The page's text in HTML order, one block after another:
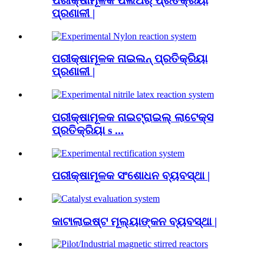
ପ୍ରଣାଳୀ |
ପରୀକ୍ଷାମୂଳକ ନାଇଲନ୍ ପ୍ରତିକ୍ରିୟା
ପ୍ରଣାଳୀ |
ପରୀକ୍ଷାମୂଳକ ନାଇଟ୍ରାଇଲ୍ ଲାଟେକ୍ସ
ପ୍ରତିକ୍ରିୟା s ...
ପରୀକ୍ଷାମୂଳକ ସଂଶୋଧନ ବ୍ୟବସ୍ଥା |
କାଟାଲାଇଷ୍ଟ ମୂଲ୍ୟାଙ୍କନ ବ୍ୟବସ୍ଥା |